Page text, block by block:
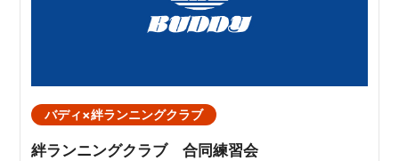
バディ×絆ランニングクラブ
絆ランニングクラブ 合同練習会